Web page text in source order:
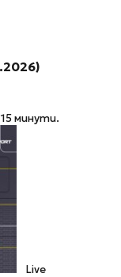
минути.
Live